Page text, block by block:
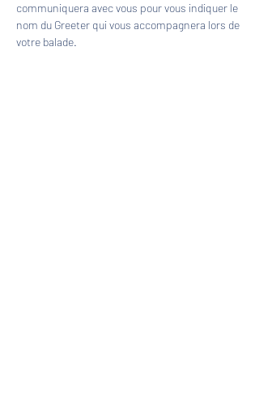
communiquera avec vous pour vous indiquer le
nom du Greeter qui vous accompagnera lors de
votre balade.